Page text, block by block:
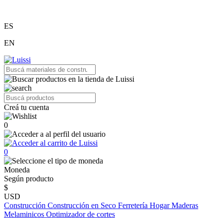
ES
EN
Creá tu cuenta
0
0
Moneda
Según producto
$
USD
Construcción Construcción en Seco Ferretería HogarMaderas
Melaminicos Optimizador de cortes